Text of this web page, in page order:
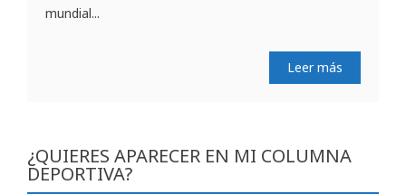
mundial...
Leer más
¿QUIERES APARECER EN MI COLUMNA
DEPORTIVA?